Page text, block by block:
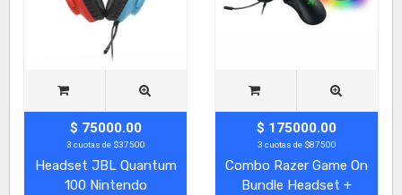
$ 75000.00
3 cuotas de $37500
Headset JBL Quantum
100 Nintendo
$ 175000.00
3 cuotas de $87500
Combo Razer Game On
Bundle Headset +